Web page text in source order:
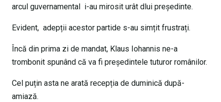
arcul guvernamental i-au mirosit urât dlui președinte.
Evident, adepții acestor partide s-au simțit frustrați.
Încă din prima zi de mandat, Klaus Iohannis ne-a
trombonit spunând că va fi președintele tuturor românilor.
Cel puțin asta ne arată recepția de duminică după-
amiază.